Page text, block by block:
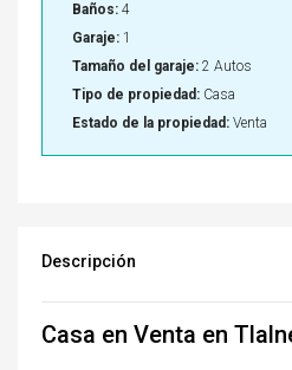
Baños: 4
Garaje: 1
Tamaño del garaje: 2 Autos
Tipo de propiedad: Casa
Estado de la propiedad: Venta
Descripción
Casa en Venta en